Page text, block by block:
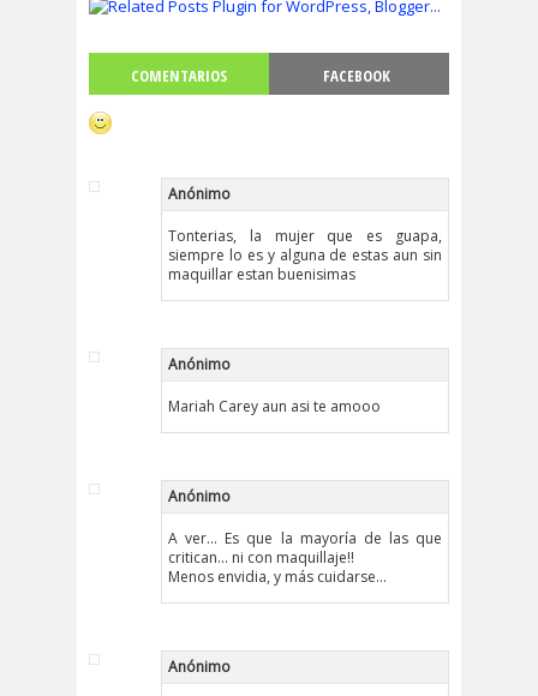
COMENTARIOS FACEBOOK
Anónimo
Tonterias, la mujer que es guapa,
siempre lo es y alguna de estas aun sin
maquillar estan buenisimas
Anónimo
Mariah Carey aun asi te amooo
Anónimo
A ver... Es que la mayoría de las que
critican... ni con maquillaje!!
Menos envidia, y más cuidarse...
Anónimo